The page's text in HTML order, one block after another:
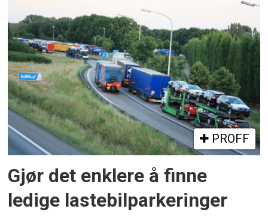
PROFF
Gjør det enklere å finne
ledige lastebilparkeringer